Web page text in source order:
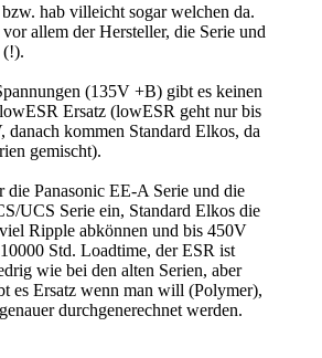
hab villeicht sogar welchen da.
allem der Hersteller, die Serie und
(!).
(135V +B) gibt es keinen
Ersatz (lowESR geht nur bis
danach kommen Standard Elkos, da
gemischt).
die Panasonic EE-A Serie und die
UCS Serie ein, Standard Elkos die
Ripple abkönnen und bis 450V
Std. Loadtime, der ESR ist
wie bei den alten Serien, aber
es Ersatz wenn man will (Polymer),
durchgenerechnet werden.